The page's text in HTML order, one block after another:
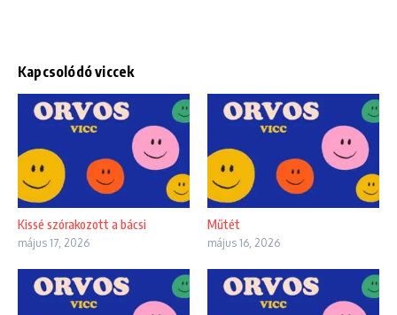
Kapcsolódó viccek
Kissé szórakozott a bácsi
május 17, 2026
Műtét
május 16, 2026